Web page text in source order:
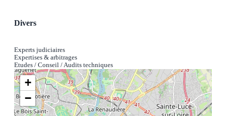
Divers
Experts judiciaires
Expertises & arbitrages
Etudes / Conseil / Audits techniques
+
−